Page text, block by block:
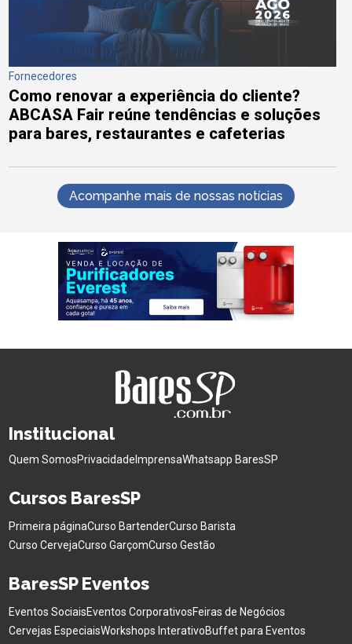
Fornecedores
Como renovar a experiência do cliente?
ABCASA Fair reúne tendências e soluções
para bares, restaurantes e cafeterias
Acompanhe mais de nossas notícias
Institucional
Quem SomosPrivacidade ImprensaWhatsapp BaresSP
Cursos BaresSP
Primeira páginaCurso BartenderCurso Barista
Curso CervejaCurso GarçomCurso Gestão
BaresSP Eventos
Eventos SociaisEventos CorporativosFeiras de Negócios
Cervejas EspeciaisWorkshops InterativoBuffet para Eventos